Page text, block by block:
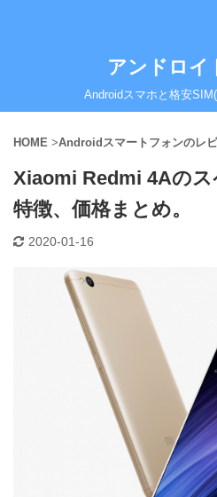
アンドロイ
Androidスマホと格安
HOME >Androidスマートフォンのレ
Xiaomi Redmi 4Aの
特徴、価格まとめ。
2020-01-16